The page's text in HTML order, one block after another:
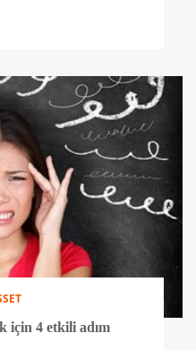
için 4 etkili adım